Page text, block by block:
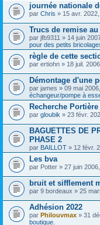
journée nationale
par Chris » 15 avr.
Trucs de remise
par jfb9311 » 14 juin
pour des petits
règle de cette
par ertiohn » 18 juil.
Démontage d'une
par james » 09 mai
échangeur/pompe à
Recherche
par gloubik » 23 févr.
BAGUETTES DE
PHASE 2
par BAILLOT » 12 févr.
Les bva
par Potter » 27 juin
bruit et sifflement
par 9 bordeaux » 25
Adhésion 2022
par Philouvmax » 31
boutique.